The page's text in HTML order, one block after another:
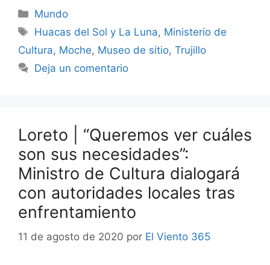
Categorías
Mundo
Etiquetas
Huacas del Sol y La Luna, Ministerio de
Cultura, Moche, Museo de sitio, Trujillo
Deja un comentario
Loreto | “Queremos ver cuáles
son sus necesidades”:
Ministro de Cultura dialogará
con autoridades locales tras
enfrentamiento
11 de agosto de 2020 por El Viento 365